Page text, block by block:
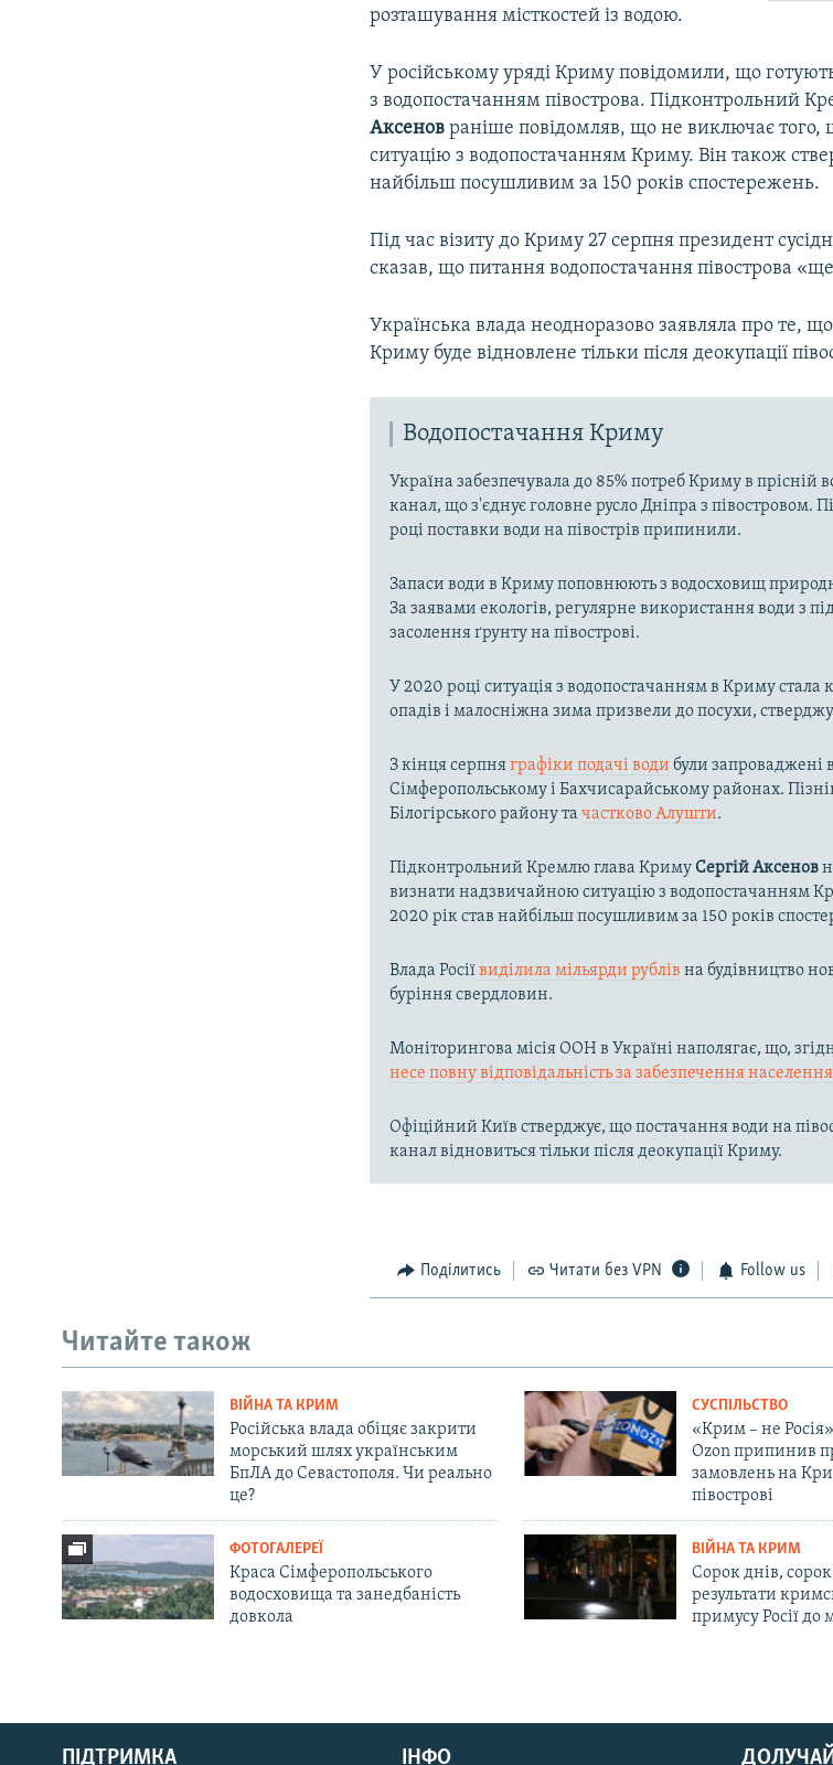
Русский
Qırımtatar
розташування місткостей із водою.
У російському уряді Криму повідомили, що
з водопостачанням півострова. Підконтрольний
Аксенов раніше повідомляв, що не виключає того,
ситуацію з водопостачанням Криму. Він також
найбільш посушливим за 150 років спостережень.
Під час візиту до Криму 27 серпня президент
сказав, що питання водопостачання півострова
Українська влада неодноразово заявляла про те,
Криму буде відновлене тільки після деокупації
Водопостачання Криму
Україна забезпечувала до 85% потреб Криму в прісній
канал, що з'єднує головне русло Дніпра з півостровом.
році поставки води на півострів припинили.
Запаси води в Криму поповнюють з водосховищ
За заявами екологів, регулярне використання води з
засолення ґрунту на півострові.
У 2020 році ситуація з водопостачанням в Криму стала
опадів і малосніжна зима призвели до посухи,
З кінця серпняграфіки подачі води були запроваджені
Сімферопольському і Бахчисарайському районах.
Білогірського району тачастково Алушти.
Підконтрольний Кремлю глава КримуСергій Аксенов
визнати надзвичайною ситуацію з водопостачанням
2020 рік став найбільш посушливим за 150 років
Влада Росіївиділила мільярди рублів на будівництво
буріння свердловин.
Моніторингова місія ООН в Україні наполягає, що,
несе повну відповідальність за забезпечення
Офіційний Київ стверджує, що постачання води на
канал відновиться тільки після деокупації Криму.
Поділитись Читати без VPN Follow us
Читайте також
ВІЙНА ТА КРИМ
Російська влада обіцяє закрити
морський шлях українським
БпЛА до Севастополя. Чи реально
це?
СУСПІЛЬСТВО
«Крим – не
Ozon припинив
замовлень на
півострові
ФОТОГАЛЕРЕЇ
Краса Сімферопольського
водосховища та занедбаність
довкола
ВІЙНА ТА КРИМ
Сорок днів,
результати
примусу Росії до
ПІДТРИМКА ІНФО